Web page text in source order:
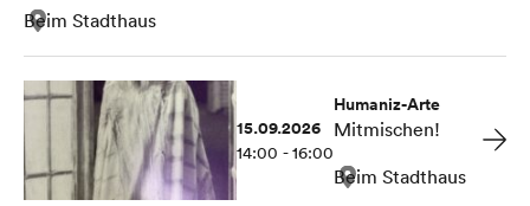
Beim Stadthaus
15.09.2026
14:00 - 16:00
Humaniz-Arte
Mitmischen!
Beim Stadthaus